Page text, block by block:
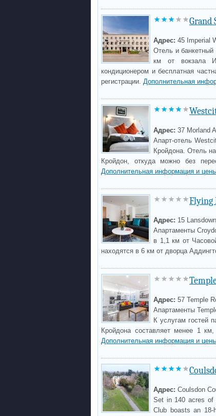
Grand
Адрес: 45 Imperial
Отель и банкетный
км от вокзала
кондиционером и бесплатная
регистрации. Дополнительная
Адрес: 37 Morland
Апарт-отель
Кройдона. Отель
Кройдон, откуда можно без
Дополнительная информация и
Flying
Адрес: 15
Апартаменты
в 1,1 км от
находятся в 6 км от дворца
Адрес: 57 Temple
Апартаменты
К услугам гостей
Кройдона составляет менее 1
Дополнительная информация и
Адрес: Coulsdon
Set in 140 acres of
Club boasts an